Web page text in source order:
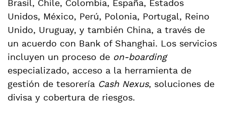
Brasil, Chile, Colombia, España, Estados
Unidos, México, Perú, Polonia, Portugal, Reino
Unido, Uruguay, y también China, a través de
un acuerdo con Bank of Shanghai. Los servicios
incluyen un proceso de on-boarding
especializado, acceso a la herramienta de
gestión de tesorería Cash Nexus, soluciones de
divisa y cobertura de riesgos.